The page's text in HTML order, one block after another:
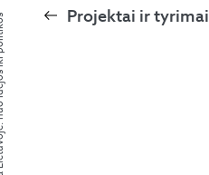
Projektai ir tyrimai